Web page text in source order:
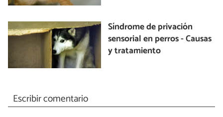
Síndrome de privación
sensorial en perros - Causas
y tratamiento
Escribir comentario